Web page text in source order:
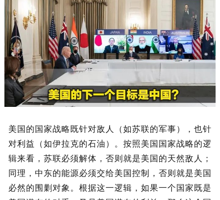
美国的国家战略既针对敌人（如苏联的军事），也针
对利益（如伊拉克的石油）。按照美国国家战略的逻
辑来看，苏联必须解体，否则就是美国的天然敌人；
同理，中东的能源必须交给美国控制，否则就是美国
必然的围剿对象。根据这一逻辑，如果一个国家既是